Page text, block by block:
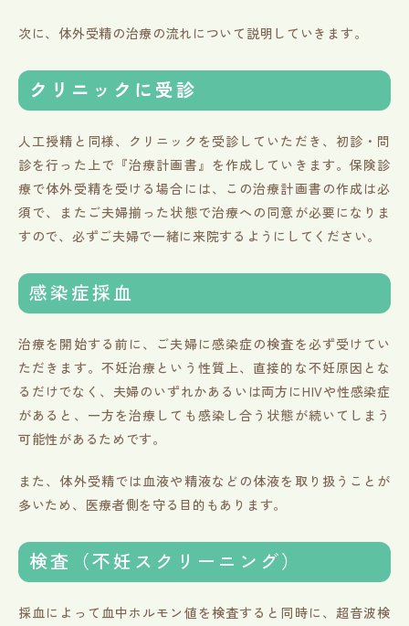
次に、体外受精の治療の流れについて説明していきます。
クリニックに受診
人工授精と同様、クリニックを受診していただき、初診・問
診を行った上で『治療計画書』を作成していきます。保険診
療で体外受精を受ける場合には、この治療計画書の作成は必
須で、またご夫婦揃った状態で治療への同意が必要になりま
すので、必ずご夫婦で一緒に来院するようにしてください。
感染症採血
治療を開始する前に、ご夫婦に感染症の検査を必ず受けてい
ただきます。不妊治療という性質上、直接的な不妊原因とな
るだけでなく、夫婦のいずれかあるいは両方にHIVや性感染症
があると、一方を治療しても感染し合う状態が続いてしまう
可能性があるためです。
また、体外受精では血液や精液などの体液を取り扱うことが
多いため、医療者側を守る目的もあります。
検査（不妊スクリーニング）
採血によって血中ホルモン値を検査すると同時に、超音波検